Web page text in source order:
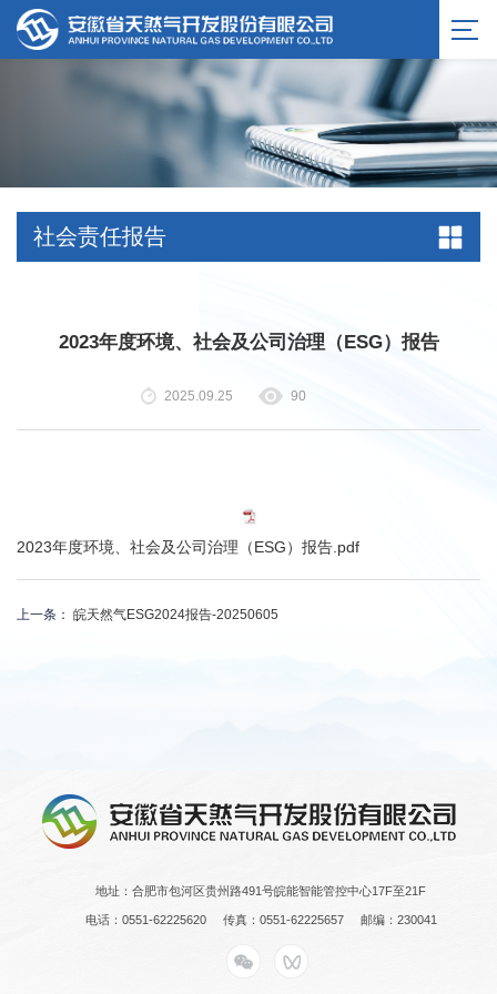
服务公告
社会责任报告
2023年度环境、社会及公司治理（ESG）报告
2025.09.25 90
2023年度环境、社会及公司治理（ESG）报告.pdf
上一条： 皖天然气ESG2024报告-20250605
地址：合肥市包河区贵州路491号皖能智能管控中心17F至21F
电话：0551-62225620 传真：0551-62225657 邮编：230041